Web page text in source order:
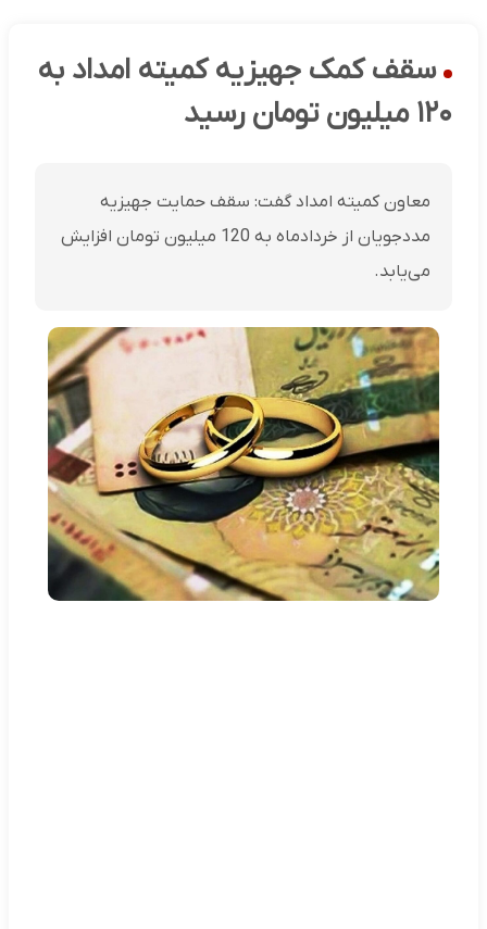
سقف کمک جهیزیه کمیته امداد به
۱۲۰ میلیون تومان رسید
معاون کمیته امداد گفت: سقف حمایت جهیزیه
مددجویان از خردادماه به 120 میلیون تومان افزایش
می‌یابد.